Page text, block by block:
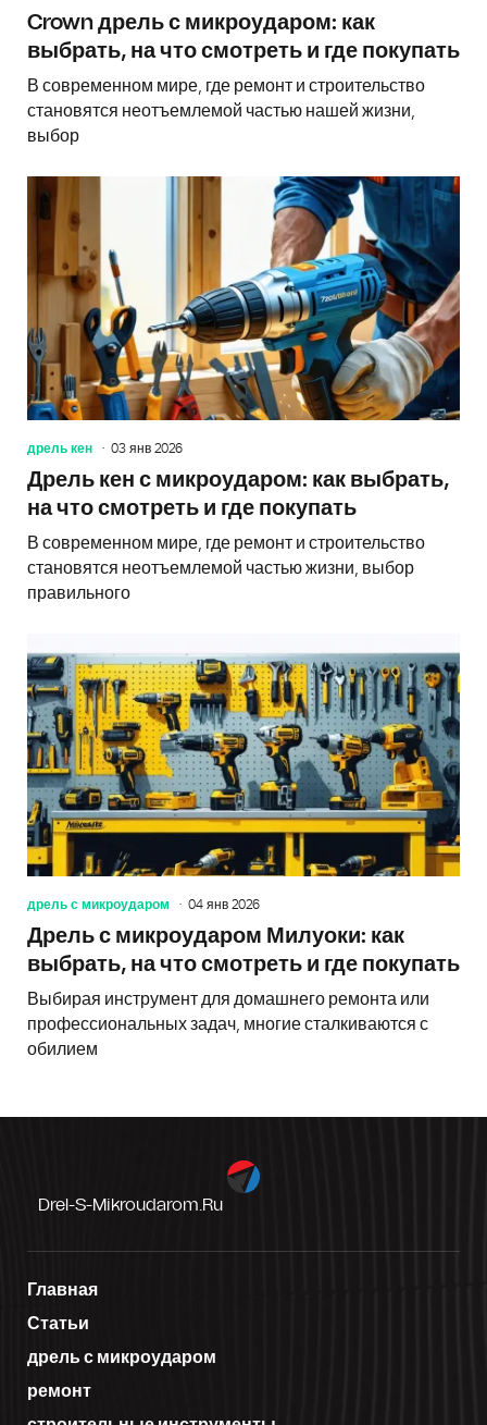
Crown дрель с микроударом: как
выбрать, на что смотреть и где покупать
В современном мире, где ремонт и строительство
становятся неотъемлемой частью нашей жизни,
выбор
дрель кен 03 янв 2026
Дрель кен с микроударом: как выбрать,
на что смотреть и где покупать
В современном мире, где ремонт и строительство
становятся неотъемлемой частью жизни, выбор
правильного
дрель с микроударом 04 янв 2026
Дрель с микроударом Милуоки: как
выбрать, на что смотреть и где покупать
Выбирая инструмент для домашнего ремонта или
профессиональных задач, многие сталкиваются с
обилием
Drel-S-Mikroudarom.ru
Главная
Статьи
дрель с микроударом
ремонт